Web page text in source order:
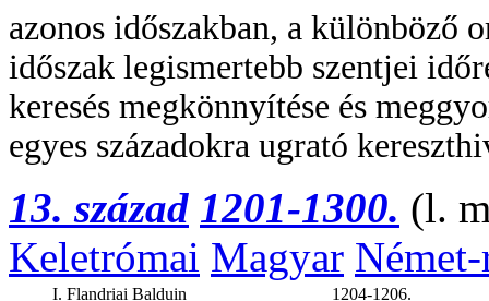
azonos időszakban, a különböző
időszak legismertebb szentjei
keresés megkönnyítése és
egyes századokra ugrató
13. század 1201-1300. (l.
Keletrómai Magyar
I. Flandriai Balduin 1204-1206.